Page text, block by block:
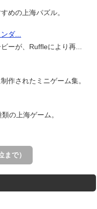
めの上海パズル。
ダ...
ーが、Ruffleにより再...
作されたミニゲーム集。
の上海ゲーム。
再現した無料Web版。
シミュレーションゲーム。
で）